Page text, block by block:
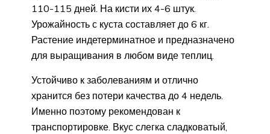
110-115 дней. На кисти их 4-6 штук.
Урожайность с куста составляет до 6 кг.
Растение индетерминатное и предназначено
для выращивания в любом виде теплиц.
Устойчиво к заболеваниям и отлично
хранится без потери качества до 4 недель.
Именно поэтому рекомендован к
транспортировке. Вкус слегка сладковатый,